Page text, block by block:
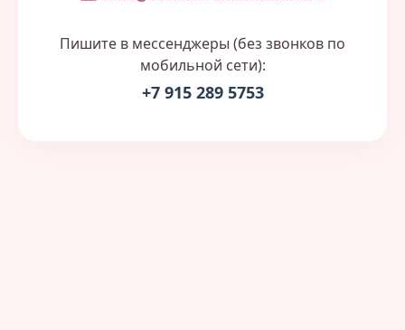
Пишите в мессенджеры (без звонков по
мобильной сети):
+7 915 289 5753